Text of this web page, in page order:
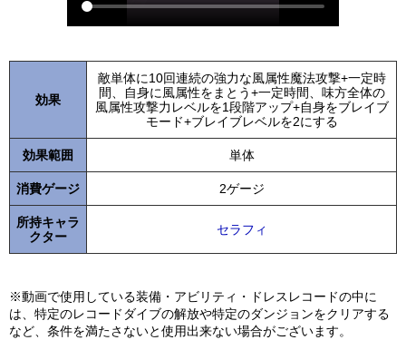
効果
敵単体に10回連続の強力な風属性魔法攻撃+一定時
間、自身に風属性をまとう+一定時間、味方全体の
風属性攻撃力レベルを1段階アップ+自身をブレイブ
モード+ブレイブレベルを2にする
効果範囲 単体
消費ゲージ 2ゲージ
所持キャラ
クター
セラフィ
※動画で使用している装備・アビリティ・ドレスレコードの中に
は、特定のレコードダイブの解放や特定のダンジョンをクリアする
など、条件を満たさないと使用出来ない場合がございます。